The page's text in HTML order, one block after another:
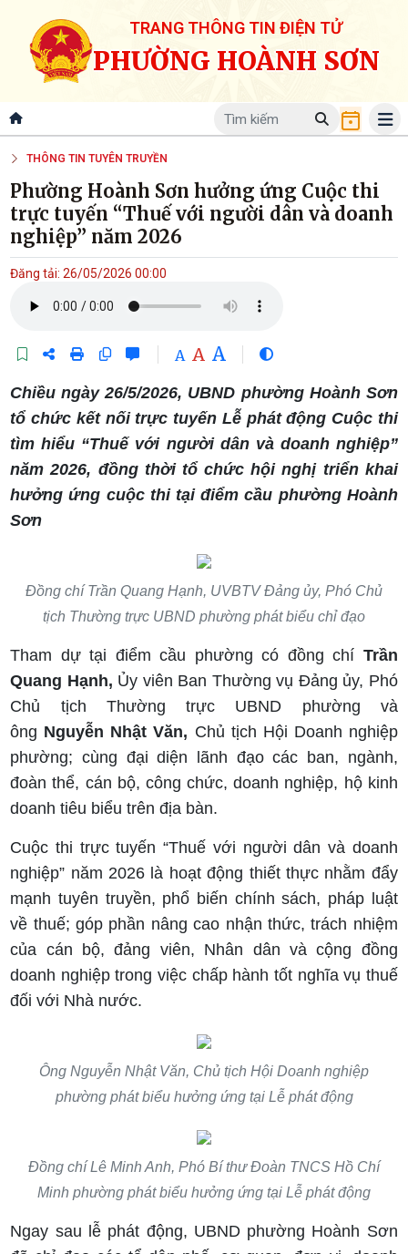
TRANG THÔNG TIN ĐIỆN TỬ
PHƯỜNG HOÀNH SƠN
THÔNG TIN TUYÊN TRUYỀN
Phường Hoành Sơn hưởng ứng Cuộc thi
trực tuyến “Thuế với người dân và doanh
nghiệp” năm 2026
Đăng tải: 26/05/2026 00:00
A A A
Chiều ngày 26/5/2026, UBND phường Hoành Sơn
tổ chức kết nối trực tuyến Lễ phát động Cuộc thi
tìm hiểu “Thuế với người dân và doanh nghiệp”
năm 2026, đồng thời tổ chức hội nghị triển khai
hưởng ứng cuộc thi tại điểm cầu phường Hoành
Sơn
Đồng chí Trần Quang Hạnh, UVBTV Đảng ủy, Phó Chủ
tịch Thường trực UBND phường phát biểu chỉ đạo
Tham dự tại điểm cầu phường có đồng chí Trần
Quang Hạnh, Ủy viên Ban Thường vụ Đảng ủy, Phó
Chủ tịch Thường trực UBND phường và
ông Nguyễn Nhật Văn, Chủ tịch Hội Doanh nghiệp
phường; cùng đại diện lãnh đạo các ban, ngành,
đoàn thể, cán bộ, công chức, doanh nghiệp, hộ kinh
doanh tiêu biểu trên địa bàn.
Cuộc thi trực tuyến “Thuế với người dân và doanh
nghiệp” năm 2026 là hoạt động thiết thực nhằm đẩy
mạnh tuyên truyền, phổ biến chính sách, pháp luật
về thuế; góp phần nâng cao nhận thức, trách nhiệm
của cán bộ, đảng viên, Nhân dân và cộng đồng
doanh nghiệp trong việc chấp hành tốt nghĩa vụ thuế
đối với Nhà nước.
Ông Nguyễn Nhật Văn, Chủ tịch Hội Doanh nghiệp
phường phát biểu hưởng ứng tại Lễ phát động
Đồng chí Lê Minh Anh, Phó Bí thư Đoàn TNCS Hồ Chí
Minh phường phát biểu hưởng ứng tại Lễ phát động
Ngay sau lễ phát động, UBND phường Hoành Sơn